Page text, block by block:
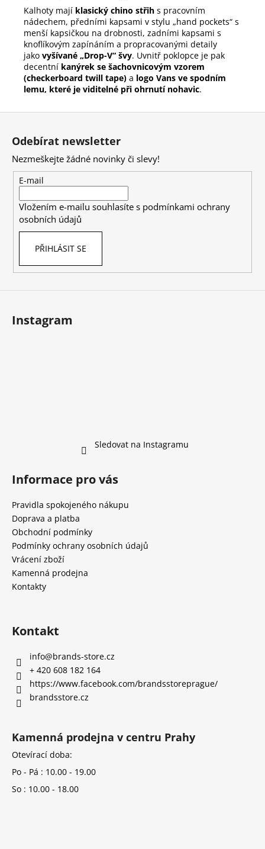
Kalhoty mají klasický chino střih s pracovním
nádechem, předními kapsami v stylu „hand pockets“ s
menší kapsičkou na drobnosti, zadními kapsami s
knoflíkovým zapínáním a propracovanými detaily
jako vyšívané „Drop-V“ švy. Uvnitř poklopce je pak
decentní kanýrek se šachovnicovým vzorem
(checkerboard twill tape) a logo Vans ve spodním
lemu, které je viditelné při ohrnutí nohavic.
Odebírat newsletter
Nezmeškejte žádné novinky či slevy!
E-mail
Vložením e-mailu souhlasíte s podmínkami ochrany
osobních údajů
PŘIHLÁSIT SE
Instagram
Sledovat na Instagramu
Informace pro vás
Pravidla spokojeného nákupu
Doprava a platba
Obchodní podmínky
Podmínky ochrany osobních údajů
Vrácení zboží
Kamenná prodejna
Kontakty
Kontakt
info@brands-store.cz
+ 420 608 182 164
https://www.facebook.com/brandsstoreprague/
brandsstore.cz
Kamenná prodejna v centru Prahy
Otevírací doba:
Po - Pá : 10.00 - 19.00
So : 10.00 - 18.00